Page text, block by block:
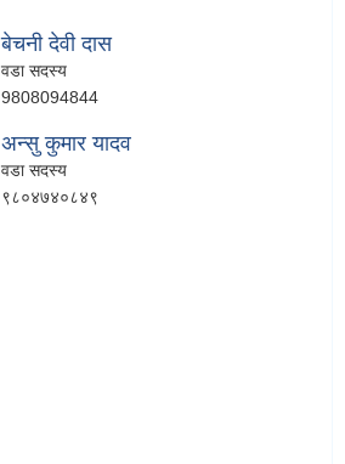
बेचनी देवी दास
वडा सदस्य
9808094844
अन्सु कुमार यादव
वडा सदस्य
९८०४७४०८४९